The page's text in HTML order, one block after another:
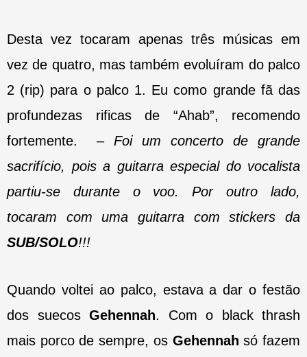
Desta vez tocaram apenas três músicas em
vez de quatro, mas também evoluíram do palco
2 (rip) para o palco 1. Eu como grande fã das
profundezas rificas de “Ahab”, recomendo
fortemente. – Foi um concerto de grande
sacrifício, pois a guitarra especial do vocalista
partiu-se durante o voo. Por outro lado,
tocaram com uma guitarra com stickers da
SUB/SOLO!!!
Quando voltei ao palco, estava a dar o festão
dos suecos Gehennah. Com o black thrash
mais porco de sempre, os Gehennah só fazem